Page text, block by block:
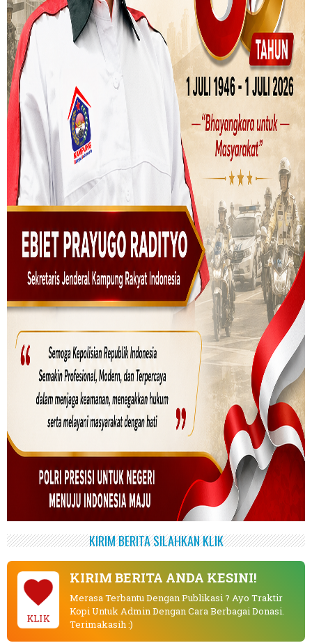
KIRIM BERITA SILAHKAN KLIK
KLIK
KIRIM BERITA ANDA KESINI!
Merasa Terbantu Dengan Publikasi ? Ayo Traktir
Kopi Untuk Admin Dengan Cara Berbagai Donasi.
Terimakasih :)